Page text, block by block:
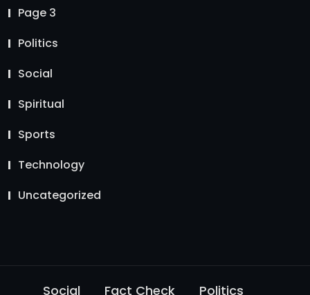
Page 3
Politics
Social
Spiritual
Sports
Technology
Uncategorized
Social Fact Check Politics